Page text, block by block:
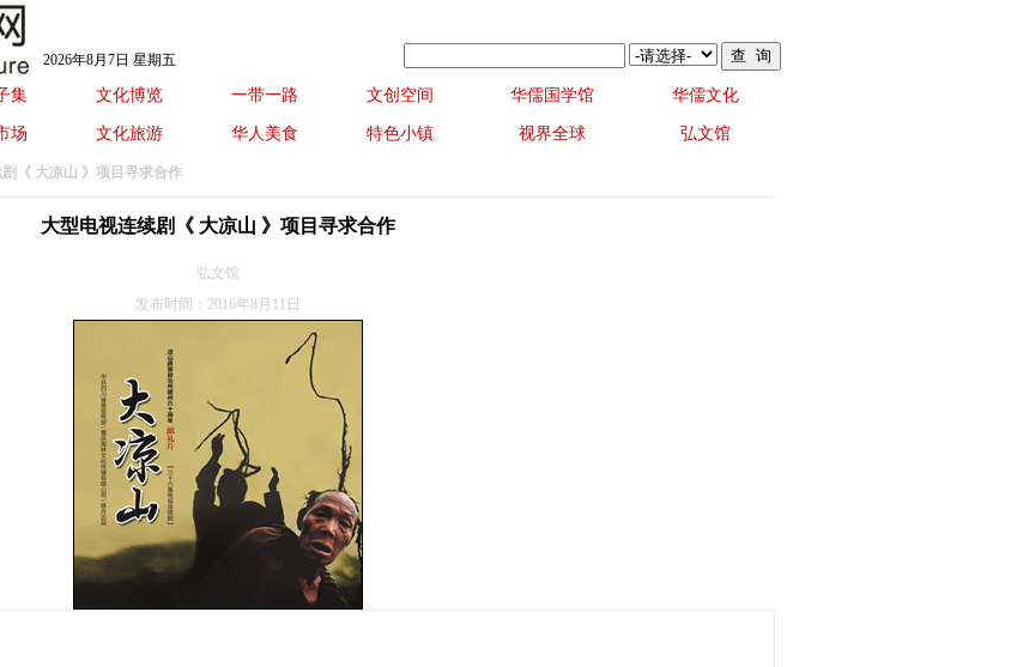
2026年8月7日 星期五
集 文化博览 一带一路 文创空间 华儒国学馆 华儒文化
场 文化旅游 华人美食 特色小镇 视界全球 弘文馆
《 大凉山 》项目寻求合作
大型电视连续剧《 大凉山 》项目寻求合作
弘文馆
发布时间：2016年8月11日